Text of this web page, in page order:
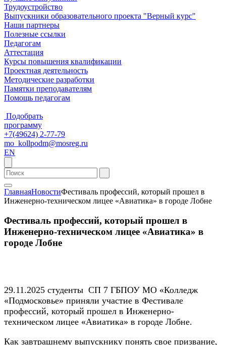
Трудоустройство
Выпускники образовательного проекта "Верный курс"
Наши партнеры
Полезные ссылки
Педагогам
Аттестация
Курсы повышения квалификации
Проектная деятельность
Методические разработки
Памятки преподавателям
Помощь педагогам
Подобрать
программу
+7(49624) 2-77-79
mo_kollpodm@mosreg.ru
EN
ГлавнаяНовостиФестиваль профессий, который прошел в
Инженерно-техническом лицее «Авиатика» в городе Лобне
Фестиваль профессий, который прошел в
Инженерно-техническом лицее «Авиатика» в
городе Лобне
29.11.2025 студенты СП 7 ГБПОУ МО «Колледж
«Подмосковье» приняли участие в Фестивале
профессий, который прошел в Инженерно-
техническом лицее «Авиатика» в городе Лобне.
Как завтрашнему выпускнику понять свое призвание,